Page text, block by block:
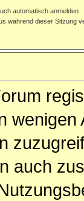
automatisch anmelden
während dieser Sitzung
auch